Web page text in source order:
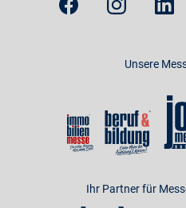
Unsere
Ihr Partner für